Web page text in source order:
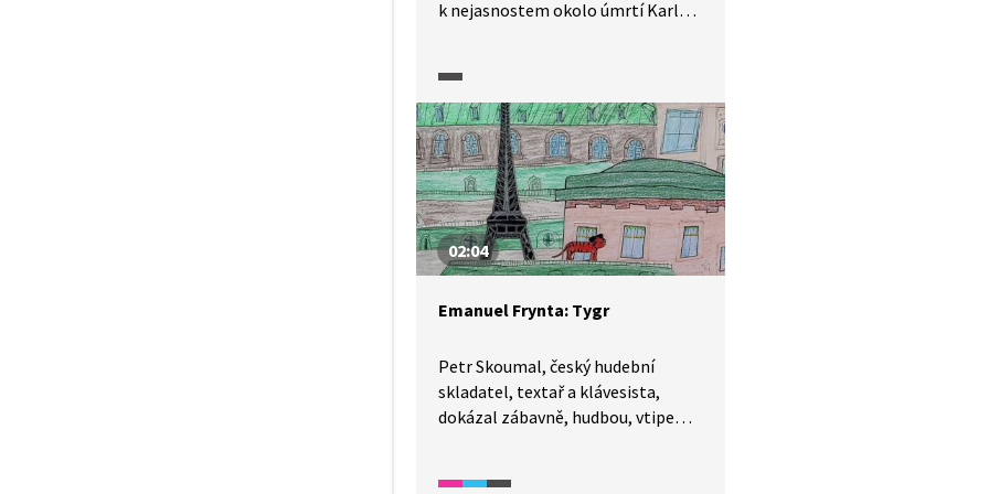
k nejasnostem okolo úmrtí Karla
meziválečné literatury. Ve videu
zazní informace o životě a díle
Karla Poláčka, o jeho pobytu
v koncentračních táborech, o jeho
humoru a tvorbě pro děti i srovnání
s Karlem Čapkem.
02:04
Emanuel Frynta: Tygr
Petr Skoumal, český hudební
skladatel, textař a klávesista,
dokázal zábavně, hudbou, vtipem